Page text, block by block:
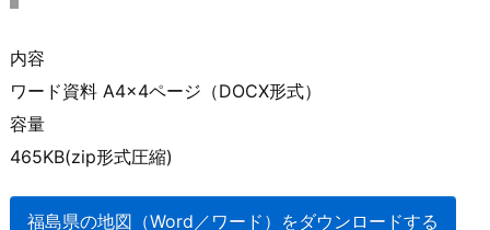
内容
ワード資料 A4×4ページ（DOCX形式）
容量
465KB(zip形式圧縮)
福島県の地図（Word／ワード）をダウンロードする